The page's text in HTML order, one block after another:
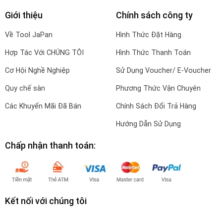
Giới thiệu
Về Tool JaPan
Hợp Tác Với CHÚNG TÔI
Cơ Hội Nghề Nghiệp
Quy chế sàn
Các Khuyến Mãi Đã Bán
Chính sách công ty
Hình Thức Đặt Hàng
Hình Thức Thanh Toán
Sử Dụng Voucher/ E-Voucher
Phương Thức Vận Chuyên
Chính Sách Đổi Trả Hàng
Hướng Dẫn Sử Dụng
Chấp nhận thanh toán:
Kết nối với chúng tôi